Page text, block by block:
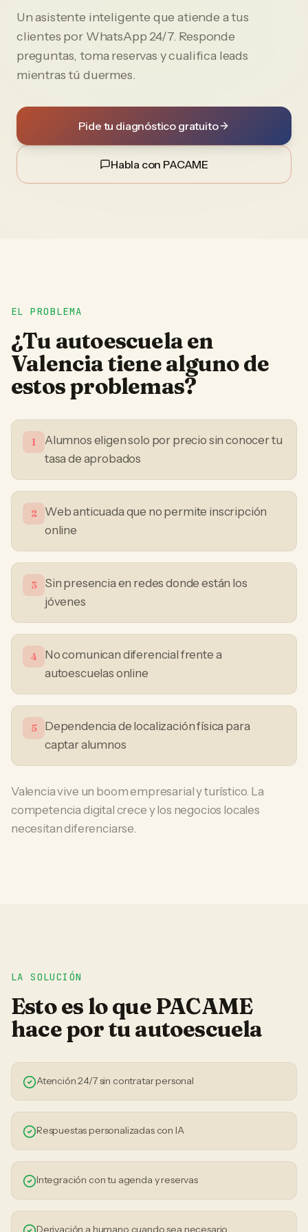
Un asistente inteligente que atiende a tus
clientes por WhatsApp 24/7. Responde
preguntas, toma reservas y cualifica leads
mientras tú duermes.
Pide tu diagnóstico gratuito
Habla con PACAME
EL PROBLEMA
¿Tu autoescuelaen
Valenciatiene alguno de
estos problemas?
1
Alumnos eligen solo por precio sin conocer tu
tasa de aprobados
2
Web anticuada que no permite inscripción
online
3
Sin presencia en redes donde están los
jóvenes
4
No comunican diferencial frente a
autoescuelas online
5
Dependencia de localización física para
captar alumnos
Valencia vive un boom empresarial y turístico. La
competencia digital crece y los negocios locales
necesitan diferenciarse.
LA SOLUCIÓN
Esto es lo que PACAME
hace por tuautoescuela
Atención 24/7 sin contratar personal
Respuestas personalizadas con IA
Integración con tu agenda y reservas
Derivación a humano cuando sea necesario